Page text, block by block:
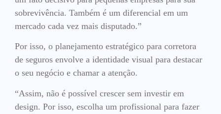
sobrevivência. Também é um diferencial em um
mercado cada vez mais disputado.”
Por isso, o planejamento estratégico para corretora
de seguros envolve a identidade visual para destacar
o seu negócio e chamar a atenção.
“Assim, não é possível crescer sem investir em
design. Por isso, escolha um profissional para fazer